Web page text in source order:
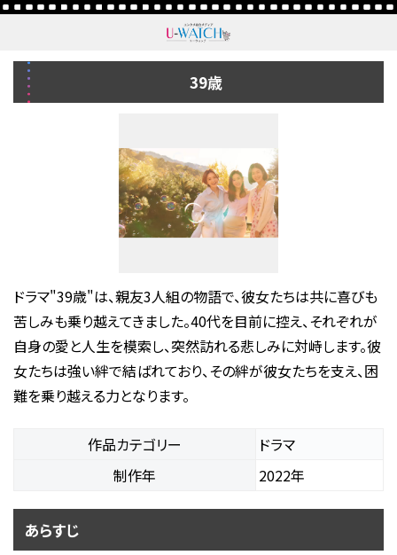
39歳
ドラマ"39歳"は、親友3人組の物語で、彼女たちは共に喜びも
苦しみも乗り越えてきました。40代を目前に控え、それぞれが
自身の愛と人生を模索し、突然訪れる悲しみに対峙します。彼
女たちは強い絆で結ばれており、その絆が彼女たちを支え、困
難を乗り越える力となります。
作品カテゴリー
ドラマ
制作年
2022年
あらすじ